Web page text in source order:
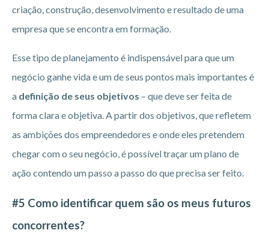
criação, construção, desenvolvimento e resultado de uma
empresa que se encontra em formação.
Esse tipo de planejamento é indispensável para que um
negócio ganhe vida e um de seus pontos mais importantes é
a definição de seus objetivos – que deve ser feita de
forma clara e objetiva. A partir dos objetivos, que refletem
as ambições dos empreendedores e onde eles pretendem
chegar com o seu negócio, é possível traçar um plano de
ação contendo um passo a passo do que precisa ser feito.
#5 Como identificar quem são os meus futuros
concorrentes?